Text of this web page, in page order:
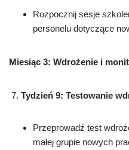
Rozpocznij sesje
personelu dotyczące
Miesiąc 3: Wdrożenie i
Tydzień 9: Testowanie
Przeprowadź test
małej grupie nowych